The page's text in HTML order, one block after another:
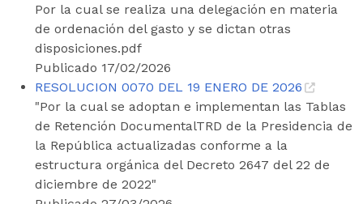
Por la cual se realiza una delegación en materia
de ordenación del gasto y se dictan otras
disposiciones.pdf
Publicado 17/02/2026
RESOLUCION 0070 DEL 19 ENERO DE 2026
"Por la cual se adoptan e implementan las Tablas
de Retención DocumentalTRD de la Presidencia de
la República actualizadas conforme a la
estructura orgánica del Decreto 2647 del 22 de
diciembre de 2022"